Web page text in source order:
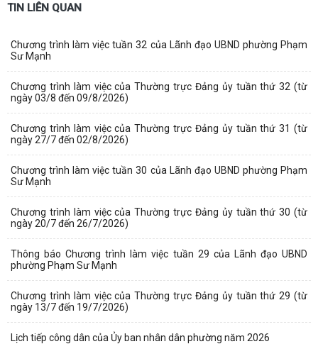
TIN LIÊN QUAN
Chương trình làm việc tuần 32 của Lãnh đạo UBND phường Phạm
Sư Mạnh
Chương trình làm việc của Thường trực Đảng ủy tuần thứ 32 (từ
ngày 03/8 đến 09/8/2026)
Chương trình làm việc của Thường trực Đảng ủy tuần thứ 31 (từ
ngày 27/7 đến 02/8/2026)
Chương trình làm việc tuần 30 của Lãnh đạo UBND phường Phạm
Sư Mạnh
Chương trình làm việc của Thường trực Đảng ủy tuần thứ 30 (từ
ngày 20/7 đến 26/7/2026)
Thông báo Chương trình làm việc tuần 29 của Lãnh đạo UBND
phường Phạm Sư Mạnh
Chương trình làm việc của Thường trực Đảng ủy tuần thứ 29 (từ
ngày 13/7 đến 19/7/2026)
Lịch tiếp công dân của Ủy ban nhân dân phường năm 2026